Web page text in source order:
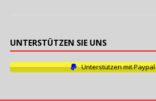
UNTERSTÜTZEN SIE UNS
Unterstützen mit Paypal